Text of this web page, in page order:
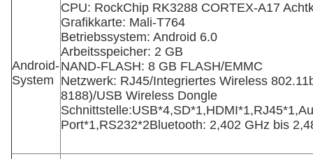
Android-
System
CPU: RockChip RK3288 CORTEX-A17
Grafikkarte: Mali-T764
Betriebssystem: Android 6.0
Arbeitsspeicher: 2 GB
NAND-FLASH: 8 GB FLASH/EMMC
Netzwerk: RJ45/Integriertes Wireless
8188)/USB Wireless Dongle
Port*1,RS232*2Bluetooth: 2,402 GHz bis